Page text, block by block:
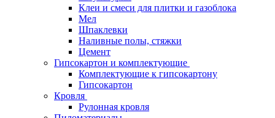
Клеи и смеси для плитки и газоблока
Мел
Шпаклевки
Наливные полы, стяжки
Цемент
Гипсокартон и комплектующие
Комплектующие к гипсокартону
Гипсокартон
Кровля
Рулонная кровля